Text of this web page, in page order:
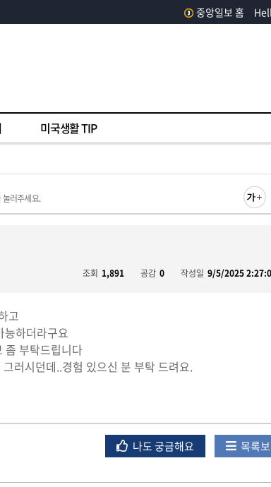
중앙일보 홈
미국생활 TIP
러주세요.
조회 1,891 공감 0 작성일 9/5/2025
고
능하더라구요
좀 부탁드립니다
러시던데..경험 있으신 분 부탁 드려요.
나도 궁금해요 목록